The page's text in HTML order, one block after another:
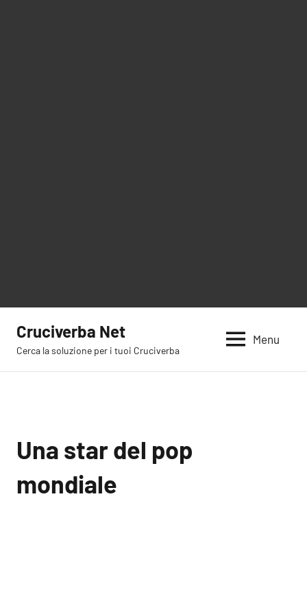
contenuto
Cruciverba Net
Cerca la soluzione per i tuoi Cruciverba
Menu
Una star del pop
mondiale